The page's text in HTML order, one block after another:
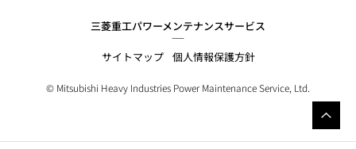
三菱重工パワーメンテナンスサービス
サイトマップ 個人情報保護方針
© Mitsubishi Heavy Industries Power Maintenance Service, Ltd.